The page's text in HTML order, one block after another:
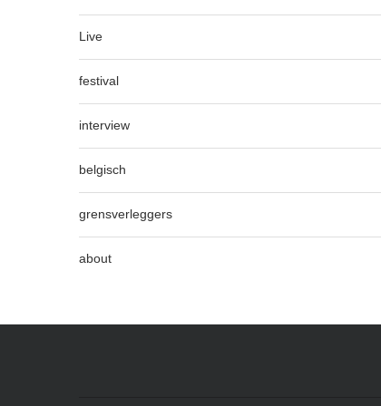
Live
festival
interview
belgisch
grensverleggers
about